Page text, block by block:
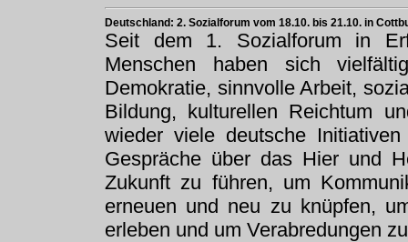
Deutschland: 2. Sozialforum vom 18.10. bis 21.10. in
Seit dem 1. Sozialforum in
Menschen haben sich
Demokratie, sinnvolle Arbeit,
Bildung, kulturellen Reichtum
wieder viele deutsche
Gespräche über das Hier und
Zukunft zu führen, um
erneuen und neu zu knüpfen,
erleben und um Verabredungen